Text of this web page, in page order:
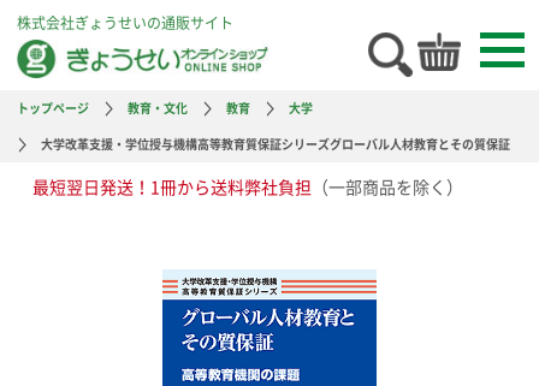
株式会社ぎょうせいの通販サイト
トップページ 教育・文化 教育
大学
大学改革支援・学位授与機構高等教育質保証シリーズグローバル人材教育とその質保証
最短翌日発送！1冊から送料弊社負担 （一部商品を除く）